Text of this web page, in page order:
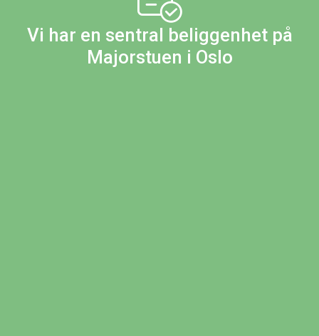
Vi har en sentral beliggenhet på
Majorstuen i Oslo